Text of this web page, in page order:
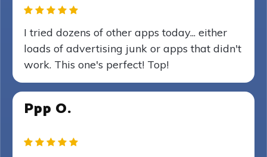
I tried dozens of other apps today... either
loads of advertising junk or apps that didn't
work. This one's perfect! Top!
Ppp O.